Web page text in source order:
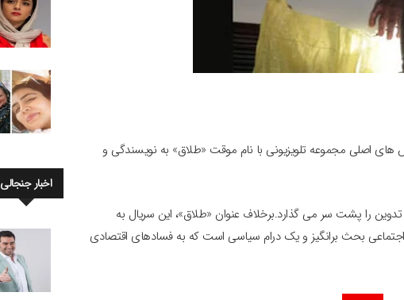
اصلی مجموعه تلویزیونی با نام موقت «طلاق» به نویسندگی و
تدوین را پشت سر می گذارد.برخلاف عنوان «طلاق»، این سریال به
بحث‌ برانگیز و یک درام سیاسی است که به فسادهای اقتصادی
اخبار جنجالی